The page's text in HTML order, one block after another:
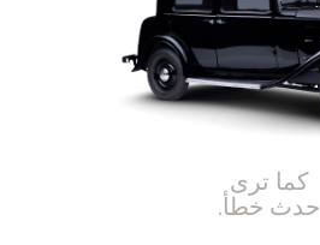
كما ترى
حدث خطأ.